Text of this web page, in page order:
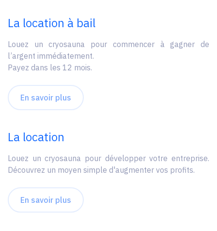
La location à bail
Louez un cryosauna pour commencer à gagner de
l’argent immédiatement.
Payez dans les 12 mois.
En savoir plus
La location
Louez un cryosauna pour développer votre entreprise.
Découvrez un moyen simple d'augmenter vos profits.
En savoir plus